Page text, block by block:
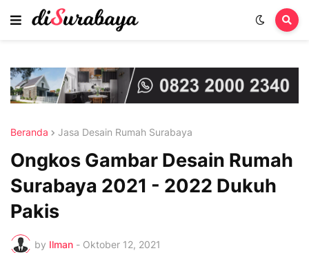
Beranda Jasa Desain Rumah Surabaya
Ongkos Gambar Desain Rumah
Surabaya 2021 - 2022 Dukuh
Pakis
by Ilman - Oktober 12, 2021